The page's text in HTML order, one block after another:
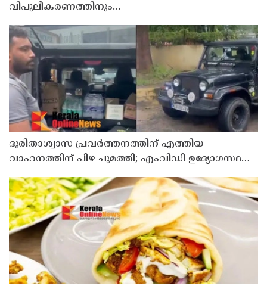
വിപുലീകരണത്തിനും
കൂടി അനുവദിച്ചു
ദുരിതാശ്വാസ പ്രവർത്തനത്തിന് എത്തിയ
വാഹനത്തിന് പിഴ ചുമത്തി; എംവിഡി ഉദ്യോഗസ്ഥന്